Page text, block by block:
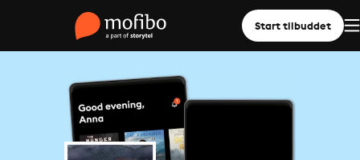
Start tilbuddet